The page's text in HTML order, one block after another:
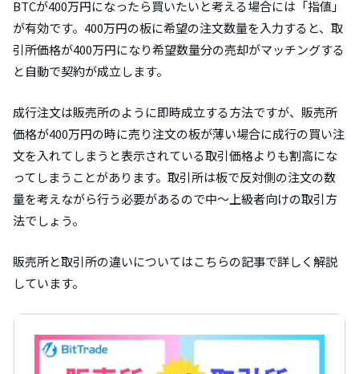
BTCが400万円になったら買いたいと考える場合には「指値」
が有効です。400万円の板に希望の注文数量を入力すると、取
引所価格が400万円になり希望数量分の売却がマッチングする
と自動で契約が成立します。
成行注文は販売所のように即時成立する方法ですが、販売所
価格が400万円の時に売り注文の板が薄い場合に成行の買い注
文を入れてしまうと表示されている取引価格よりも割高にな
ってしまうことがあります。取引所は板で反対側の注文の数
量を考えながら行う必要があるので中～上級者向けの取引方
法でしょう。
販売所と取引所の違いについてはこちらの記事で詳しく解説
しています。